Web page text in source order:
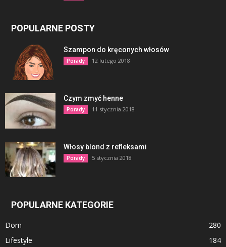
POPULARNE POSTY
Szampon do kręconych włosów
Porady 12 lutego 2018
Czym zmyć henne
Porady 11 stycznia 2018
Włosy blond z refleksami
Porady 5 stycznia 2018
POPULARNE KATEGORIE
Dom
280
Lifestyle
184